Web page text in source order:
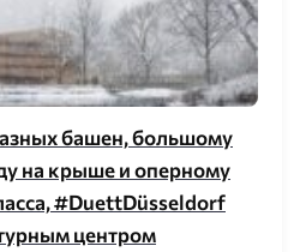
башен, большому
на крыше и оперному
#DuettDüsseldorf
центром